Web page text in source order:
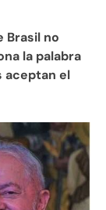
Brasil no
la palabra
aceptan el